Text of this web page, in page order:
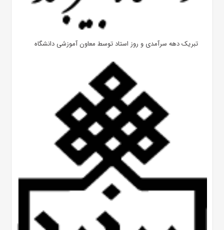
تبریک دهه سرآمدی و روز استاد توسط معاون آموزشی دانشگاه